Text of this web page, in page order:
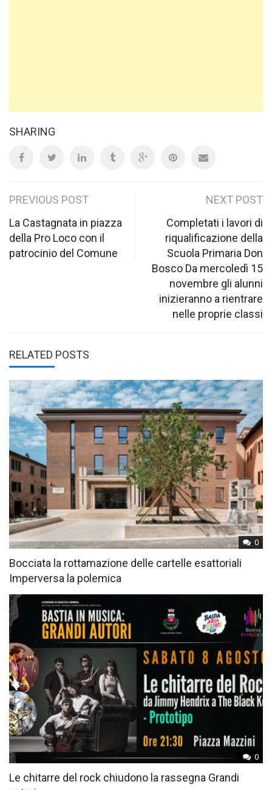
SHARING
Post
navigation
PREVIOUS POST
La Castagnata in piazza
della Pro Loco con il
patrocinio del Comune
NEXT POST
Completati i lavori di
riqualificazione della
Scuola Primaria Don
Bosco Da mercoledì 15
novembre gli alunni
inizieranno a rientrare
nelle proprie classi
RELATED POSTS
0
Bocciata la rottamazione delle cartelle esattoriali
Imperversa la polemica
0
Le chitarre del rock chiudono la rassegna Grandi